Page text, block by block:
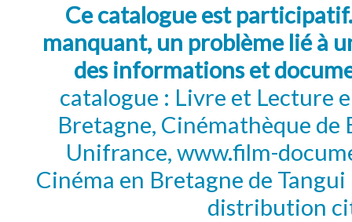
Ce catalogue est
manquant, un problème lié à
des informations et
catalogue : Livre et Lecture
Bretagne, Cinémathèque de
Unifrance, www.film-
Cinéma en Bretagne de
distribution